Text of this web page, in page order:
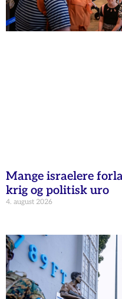
Mange israelere
krig og politisk uro
4. august 2026